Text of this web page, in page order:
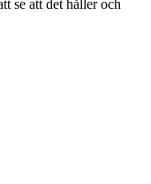
se att det håller och